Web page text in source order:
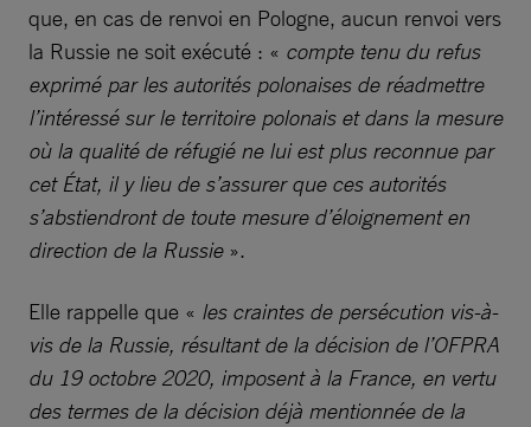
que, en cas de renvoi en Pologne, aucun renvoi vers
la Russie ne soit exécuté : « compte tenu du refus
exprimé par les autorités polonaises de réadmettre
l’intéressé sur le territoire polonais et dans la mesure
où la qualité de réfugié ne lui est plus reconnue par
cet État, il y lieu de s’assurer que ces autorités
s’abstiendront de toute mesure d’éloignement en
direction de la Russie».
Elle rappelle que « les craintes de persécution vis-à-
vis de la Russie, résultant de la décision de l’OFPRA
du 19 octobre 2020, imposent à la France, en vertu
des termes de la décision déjà mentionnée de la